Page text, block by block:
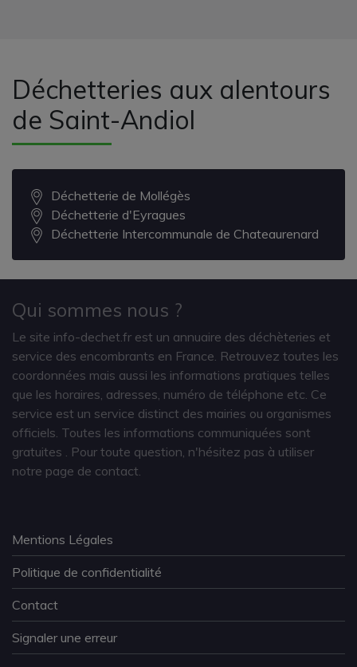
Déchetteries aux alentours
de Saint-Andiol
Déchetterie de Mollégès
Déchetterie d'Eyragues
Déchetterie Intercommunale de Chateaurenard
Qui sommes nous ?
Le site info-dechet.fr est un annuaire des déchèteries et
service des encombrants en France. Retrouvez toutes les
coordonnées mais aussi les informations pratiques telles
que les horaires, adresses, numéro de téléphone etc. Ce
service est un service distinct des mairies ou organismes
officiels. Toutes les informations communiquées sont
gratuites
. Pour toute question, n'hésitez pas à utiliser
notre page de contact.
Mentions Légales
Politique de confidentialité
Contact
Signaler une erreur